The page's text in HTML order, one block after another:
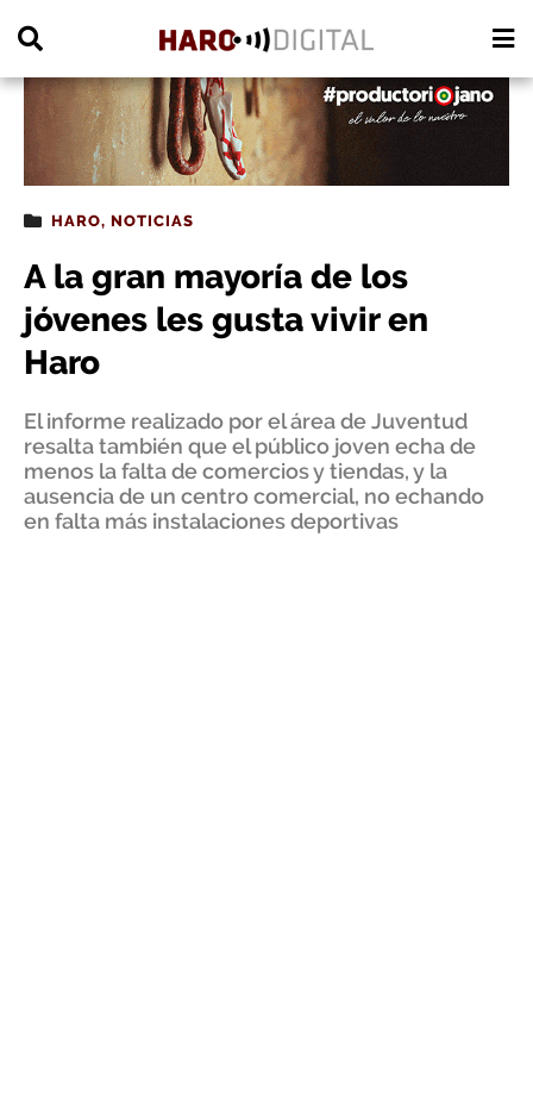
HARO, NOTICIAS
A la gran mayoría de los
jóvenes les gusta vivir en
Haro
El informe realizado por el área de Juventud
resalta también que el público joven echa de
menos la falta de comercios y tiendas, y la
ausencia de un centro comercial, no echando
en falta más instalaciones deportivas